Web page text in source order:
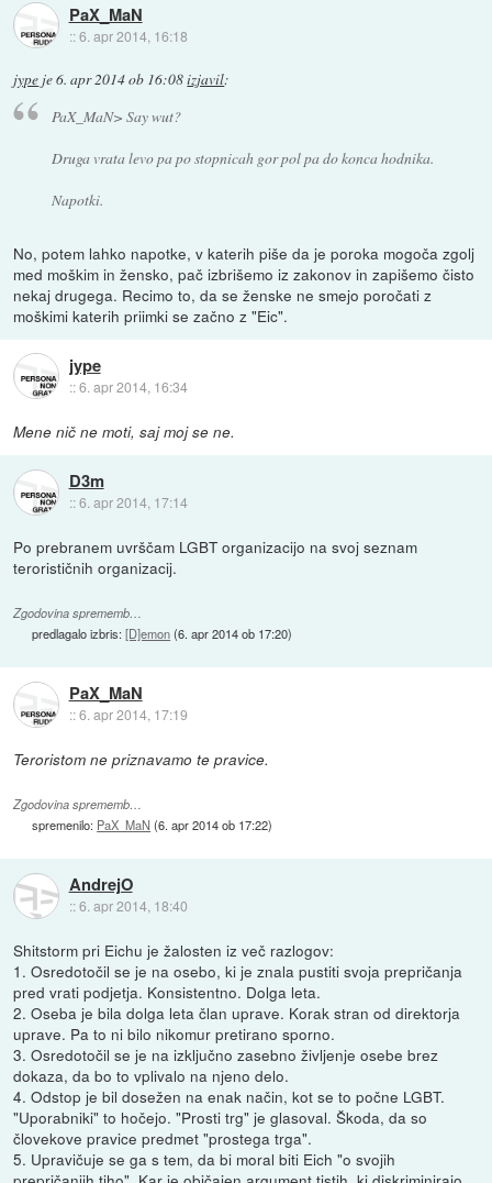
PaX_MaN
::6. apr 2014, 16:18
jype je6. apr 2014 ob 16:08izjavil:
PaX_MaN> Say wut?
Druga vrata levo pa po stopnicah gor pol pa do konca hodnika.
Napotki.
No, potem lahko napotke, v katerih piše da je poroka mogoča zgolj
med moškim in žensko, pač izbrišemo iz zakonov in zapišemo čisto
nekaj drugega. Recimo to, da se ženske ne smejo poročati z
moškimi katerih priimki se začno z "Eic".
jype
::6. apr 2014, 16:34
Mene nič ne moti, saj moj se ne.
D3m
::6. apr 2014, 17:14
Po prebranem uvrščam LGBT organizacijo na svoj seznam
terorističnih organizacij.
Zgodovina sprememb…
predlagalo izbris:[D]emon(6. apr 2014 ob 17:20)
PaX_MaN
::6. apr 2014, 17:19
Teroristom ne priznavamo te pravice.
Zgodovina sprememb…
spremenilo: PaX_MaN(6. apr 2014 ob 17:22)
AndrejO
::6. apr 2014, 18:40
Shitstorm pri Eichu je žalosten iz več razlogov:
1. Osredotočil se je na osebo, ki je znala pustiti svoja prepričanja
pred vrati podjetja. Konsistentno. Dolga leta.
2. Oseba je bila dolga leta član uprave. Korak stran od direktorja
uprave. Pa to ni bilo nikomur pretirano sporno.
3. Osredotočil se je na izključno zasebno življenje osebe brez
dokaza, da bo to vplivalo na njeno delo.
4. Odstop je bil dosežen na enak način, kot se to počne LGBT.
"Uporabniki" to hočejo. "Prosti trg" je glasoval. Škoda, da so
človekove pravice predmet "prostega trga".
5. Upravičuje se ga s tem, da bi moral biti Eich "o svojih